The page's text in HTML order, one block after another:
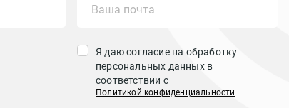
Я даю согласие на обработку
персональных данных в
соответствии с
Политикой конфиденциальности